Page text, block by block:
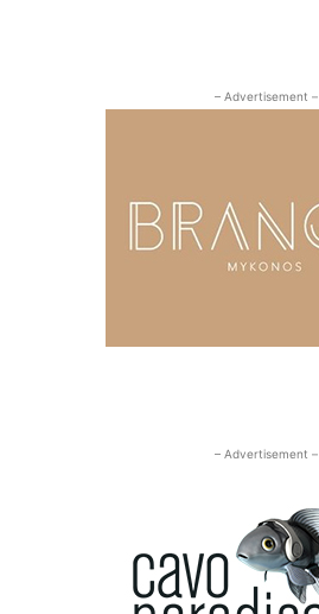
– Advertisement –
– Advertisement –